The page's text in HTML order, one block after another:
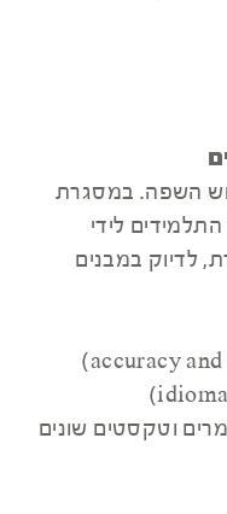
השפה. במסגרת
לידי
לדיוק במבנים
וטקסטים שונים